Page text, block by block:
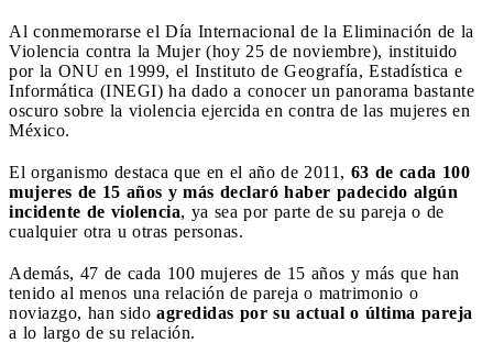
Al conmemorarse el Día Internacional de la Eliminación de la
Violencia contra la Mujer (hoy 25 de noviembre), instituido
por la ONU en 1999, el Instituto de Geografía, Estadística e
Informática (INEGI) ha dado a conocer un panorama bastante
oscuro sobre la violencia ejercida en contra de las mujeres en
México.
El organismo destaca que en el año de 2011, 63 de cada 100
mujeres de 15 años y más declaró haber padecido algún
incidente de violencia, ya sea por parte de su pareja o de
cualquier otra u otras personas.
Además, 47 de cada 100 mujeres de 15 años y más que han
tenido al menos una relación de pareja o matrimonio o
noviazgo, han sido agredidas por su actual o última pareja
a lo largo de su relación.